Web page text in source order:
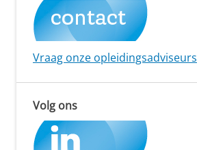
Vraag onze opleidingsadviseurs
Volg ons